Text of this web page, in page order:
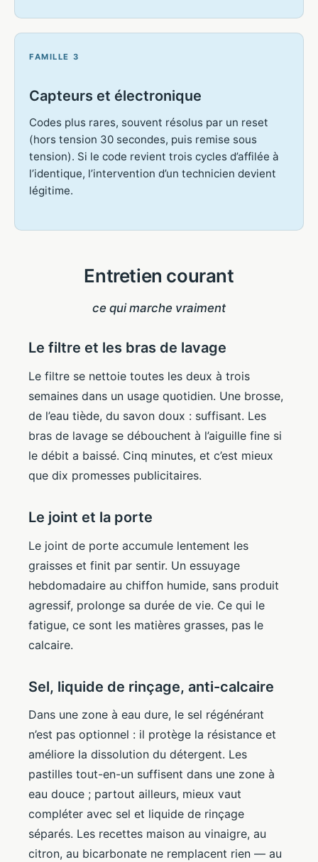
FAMILLE 3
Capteurs et électronique
Codes plus rares, souvent résolus par un reset
(hors tension 30 secondes, puis remise sous
tension). Si le code revient trois cycles d’affilée à
l’identique, l’intervention d’un technicien devient
légitime.
Entretien courant
ce qui marche vraiment
Le filtre et les bras de lavage
Le filtre se nettoie toutes les deux à trois
semaines dans un usage quotidien. Une brosse,
de l’eau tiède, du savon doux : suffisant. Les
bras de lavage se débouchent à l’aiguille fine si
le débit a baissé. Cinq minutes, et c’est mieux
que dix promesses publicitaires.
Le joint et la porte
Le joint de porte accumule lentement les
graisses et finit par sentir. Un essuyage
hebdomadaire au chiffon humide, sans produit
agressif, prolonge sa durée de vie. Ce qui le
fatigue, ce sont les matières grasses, pas le
calcaire.
Sel, liquide de rinçage, anti-calcaire
Dans une zone à eau dure, le sel régénérant
n’est pas optionnel : il protège la résistance et
améliore la dissolution du détergent. Les
pastilles tout-en-un suffisent dans une zone à
eau douce ; partout ailleurs, mieux vaut
compléter avec sel et liquide de rinçage
séparés. Les recettes maison au vinaigre, au
citron, au bicarbonate ne remplacent rien — au